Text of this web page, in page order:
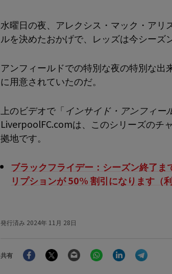
水曜日の夜、アレクシス・マック・アリ
ルを決めたおかげで、レッズは今シーズ
アンフィールドでの特別な夜の特別な出
に用意されていたのだ。
上のビデオで「インサイド・アンフィー
LiverpoolFC.comは、このシリーズのチ
拠地です。
ブラックフライデー：シーズン終了ま
リプションが 50% 割引になります（
発行済み 2024年 11月 28日
共有
FacebookTwitter Email WhatsAppLinkedIn